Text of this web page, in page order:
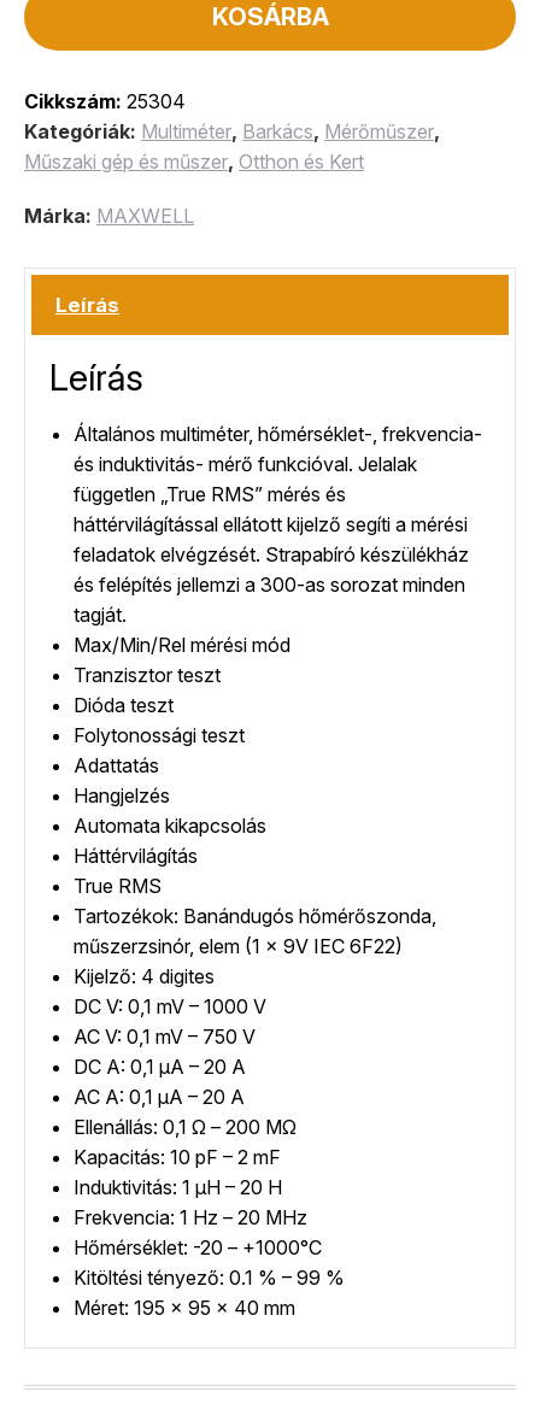
KOSÁRBA
Cikkszám: 25304
Kategóriák: Multiméter, Barkács, Mérőműszer,
Műszaki gép és műszer, Otthon és Kert
Márka: MAXWELL
Leírás
Leírás
Általános multiméter, hőmérséklet-, frekvencia-
és induktivitás- mérő funkcióval. Jelalak
független „True RMS” mérés és
háttérvilágítással ellátott kijelző segíti a mérési
feladatok elvégzését. Strapabíró készülékház
és felépítés jellemzi a 300-as sorozat minden
tagját.
Max/Min/Rel mérési mód
Tranzisztor teszt
Dióda teszt
Folytonossági teszt
Adattatás
Hangjelzés
Automata kikapcsolás
Háttérvilágítás
True RMS
Tartozékok: Banándugós hőmérőszonda,
műszerzsinór, elem (1 x 9V IEC 6F22)
Kijelző: 4 digites
DC V: 0,1 mV – 1000 V
AC V: 0,1 mV – 750 V
DC A: 0,1 µA – 20 A
AC A: 0,1 µA – 20 A
Ellenállás: 0,1 Ω – 200 MΩ
Kapacitás: 10 pF – 2 mF
Induktivitás: 1 µH – 20 H
Frekvencia: 1 Hz – 20 MHz
Hőmérséklet: -20 – +1000°C
Kitöltési tényező: 0.1 % – 99 %
Méret: 195 x 95 x 40 mm